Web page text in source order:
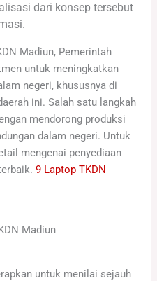
dari konsep tersebut
Madiun, Pemerintah
untuk meningkatkan
negeri, khususnya di
ini. Salah satu langkah
mendorong produksi
dalam negeri. Untuk
mengenai penyediaan
9 Laptop TKDN
untuk menilai sejauh